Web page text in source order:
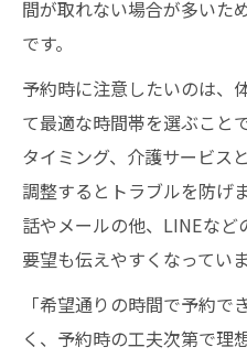
間が取れない場合が多いた
です。
予約時に注意したいのは、
て最適な時間帯を選ぶこと
タイミング、介護サービス
調整するとトラブルを防げ
話やメールの他、LINEなど
要望も伝えやすくなっていま
「希望通りの時間で予約
く、予約時の工夫次第で理